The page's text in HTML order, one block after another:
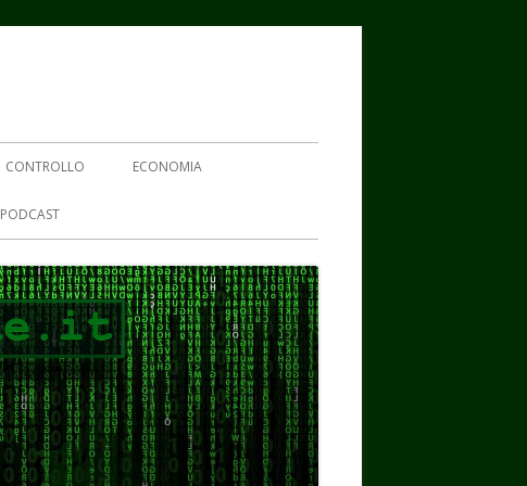
CONTROLLO ECONOMIA
PODCAST